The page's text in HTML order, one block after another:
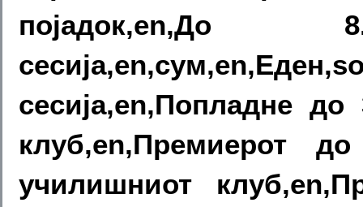
појадок,en,До
сесија,en,Попладне
клуб,en,Премиерот
училишниот